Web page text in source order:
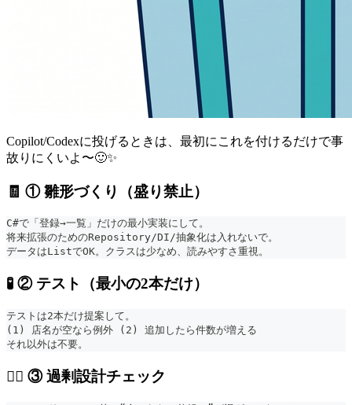
Copilot/Codexに投げるときは、最初にこれを付けるだけで事
故りにくいよ〜🙂✨
🧾 ① 雛形づくり（盛り禁止）
C#で「登録→一覧」だけの最小実装にして。
将来拡張のためのRepository/DI/抽象化は入れないで。
データはListでOK。クラスは少なめ、読みやすさ重視。
🧪 ② テスト（最小の2本だけ）
テストは2本だけ提案して。
(1) 店名が空なら例外 (2) 追加したら件数が増える
それ以外は不要。
🕵️‍♀️ ③ 過剰設計チェック